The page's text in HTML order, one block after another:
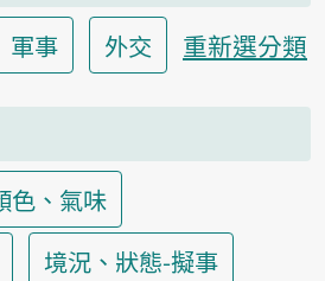
軍事 外交 重新選分類
色、氣味
境況、狀態-擬事